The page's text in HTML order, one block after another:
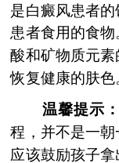
是白癜风患者
患者食用的食
酸和矿物质元
恢复健康的肤色
温馨提示
程，并不是一
应该鼓励孩子